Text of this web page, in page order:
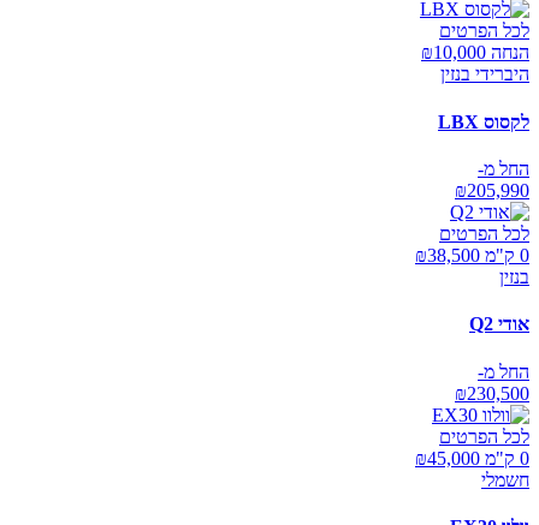
לכל הפרטים
הנחה ₪ 10,000
היברידי בנזין
לקסוס LBX
החל מ-
₪205,990
לכל הפרטים
0 ק"מ ₪
38,500
בנזין
אודי Q2
החל מ-
₪230,500
לכל הפרטים
0 ק"מ ₪
45,000
חשמלי